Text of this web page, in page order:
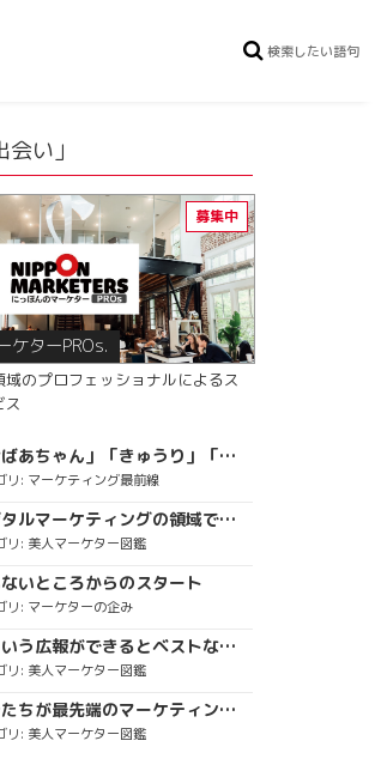
い」
ケターPROs.
のプロフェッショナルによるス
ス
「おばあちゃん」「きゅうり」「ディスコで踊るおじさん」をCM素材に使った、「気持ちよさ」が売りの意外な商品とは？
リ: マーケティング最前線
デジタルマーケティングの領域で、海外というステージに
リ: 美人マーケター図鑑
いところからのスタート
リ: マーケターの企み
どういう広報ができるとベストなのか
リ: 美人マーケター図鑑
自分たちが最先端のマーケティングを目指す
リ: 美人マーケター図鑑